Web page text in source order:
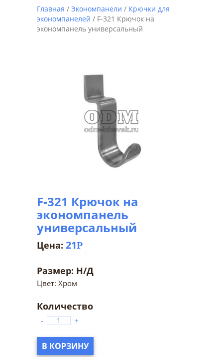
Главная / Экономпанели / Крючки для
экономпанелей / F-321 Крючок на
экономпанель универсальный
F-321 Крючок на
экономпанель
универсальный
21Р
Размер: Н/Д
Цвет: Хром
- +
В КОРЗИНУ